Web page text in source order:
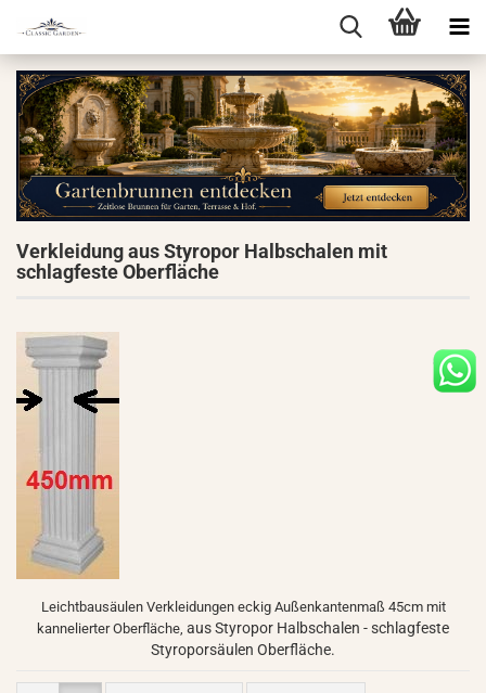
Verkleidung aus Styropor Halbschalen mit
schlagfeste Oberfläche
Leichtbausäulen Verkleidungen eckig Außenkantenmaß 45cm mit
kannelierter Oberfläche, aus Styropor Halbschalen - schlagfeste
Styroporsäulen Oberfläche.